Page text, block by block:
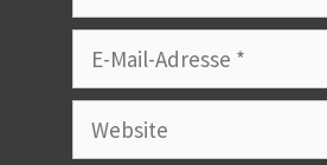
Adresse
Website